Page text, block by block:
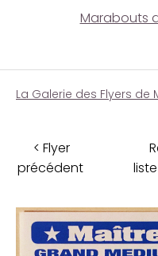
Marabouts
La Galerie des Flyers de
< Flyer
précédent
liste